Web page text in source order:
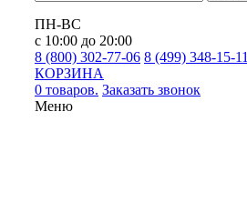
ПН-ВС
с 10:00 до 20:00
8 (800) 302-77-06 8 (499) 348-15-11
КОРЗИНА
0 товаров. Заказать звонок
Меню